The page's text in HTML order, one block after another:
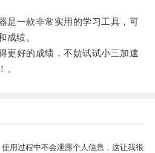
一款非常实用的学习工具，可
成绩。
好的成绩，不妨试试小三加速
。
用过程中不会泄露个人信息，这让我很